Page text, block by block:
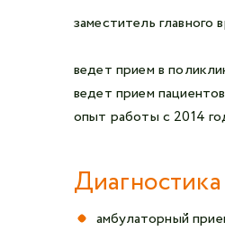
заместитель главного
ведет прием в
ведет прием
опыт работы с 2014
амбулаторный